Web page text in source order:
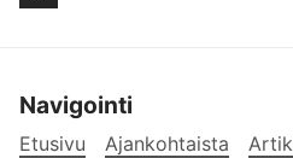
Navigointi
Etusivu Ajankohtaista